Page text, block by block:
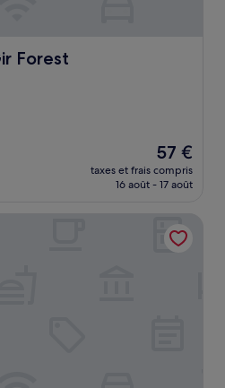
Forest
Le
nouveau
prix
de
57 €
57 €
taxes et frais compris
16 août - 17 août